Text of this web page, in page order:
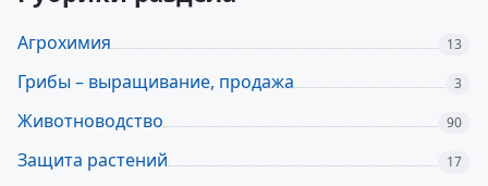
Агрохимия 13
Грибы – выращивание, продажа 3
Животноводство 90
Защита растений 17